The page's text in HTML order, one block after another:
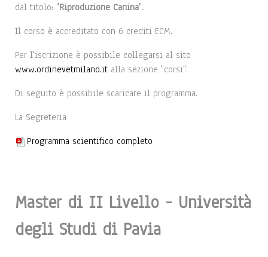
dal titolo: "Riproduzione Canina".
Il corso è accreditato con 6 crediti ECM.
Per l'iscrizione è possibile collegarsi al sito
www.ordinevetmilano.it alla sezione "corsi".
Di seguito è possibile scaricare il programma.
La Segreteria
Programma scientifico completo
Master di II Livello - Università
degli Studi di Pavia